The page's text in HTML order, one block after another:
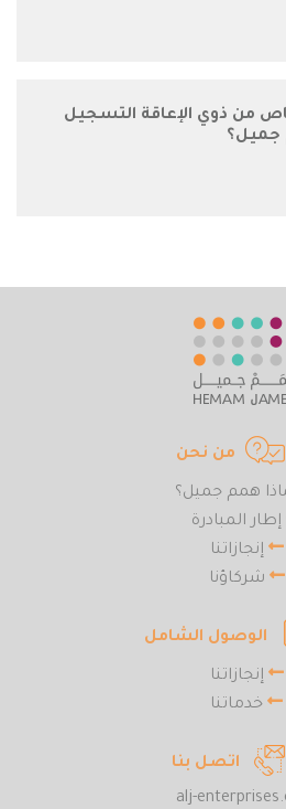
من ذوي الإعاقة التسجيل
جميل؟
من نحن
همم جميل؟
إطار المبادرة
إنجازاتنا
شركاؤنا
الوصول الشامل
إنجازاتنا
خدماتنا
اتصل بنا
alj-